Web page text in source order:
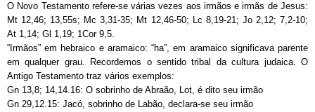
O Novo Testamento refere-se várias vezes aos irmãos e irmãs de Jesus:
Mt 12,46; 13,55s; Mc 3,31-35; Mt 12,46-50; Lc 8,19-21; Jo 2,12; 7,2-10;
At 1,14; Gl 1,19; 1Cor 9,5.
“Irmãos” em hebraico e aramaico: “ha”, em aramaico significava parente
em qualquer grau. Recordemos o sentido tribal da cultura judaica. O
Antigo Testamento traz vários exemplos:
Gn 13,8; 14,14.16: O sobrinho de Abraão, Lot, é dito seu irmão
Gn 29,12.15: Jacó, sobrinho de Labão, declara-se seu irmão